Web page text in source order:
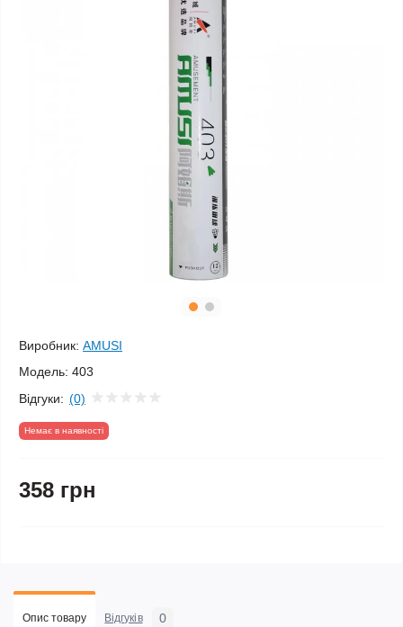
Виробник: AMUSI
Модель: 403
Відгуки: (0)
Немає в наявності
358 грн
Опис товару Відгуків 0